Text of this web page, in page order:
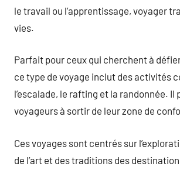
le travail ou l’apprentissage, voyager
vies.
Parfait pour ceux qui cherchent à
ce type de voyage inclut des activités
l’escalade, le rafting et la randonnée. Il
voyageurs à sortir de leur zone de
Ces voyages sont centrés sur
de l’art et des traditions des